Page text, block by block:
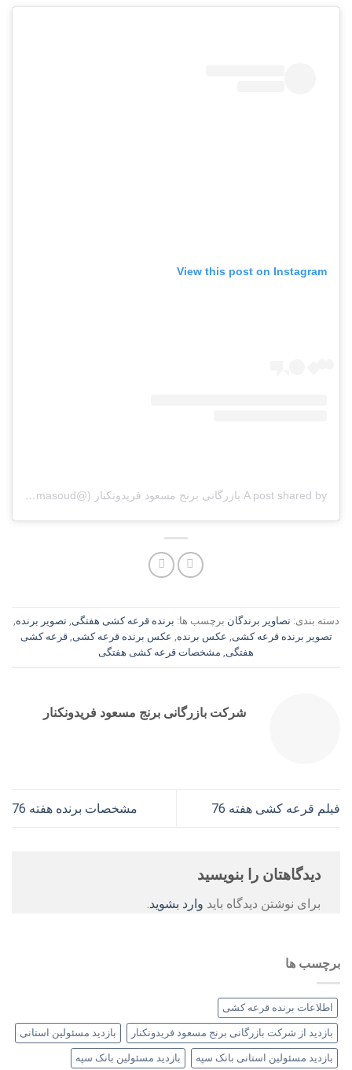
View this post on Instagram
A post shared by بازرگانی برنج مسعود فریدونکنار (@berenj_masoud)
دسته بندی:تصاویر برندگان برچسب ها: برنده قرعه کشی هفتگی ,تصویر برنده
تصویر برنده قرعه کشی عکس برنده عکس برنده قرعه کشی ,قرعه کشی
هفتگی مشخصات قرعه کشی هفتگی
شرکت بازرگانی برنج مسعود فریدونکنار
فیلم قرعه کشی هفته 76 مشخصات برنده هفته 76
دیدگاهتان را بنویسید
برای نوشتن دیدگاه باید وارد بشوید.
برچسب ها
اطلاعات برنده قرعه کشی
بازدید از شرکت بازرگانی برنج مسعود فریدونکنار بازدید مسئولین استانی
بازدید مسئولین استانی بانک سپه بازدید مسئولین بانک سپه